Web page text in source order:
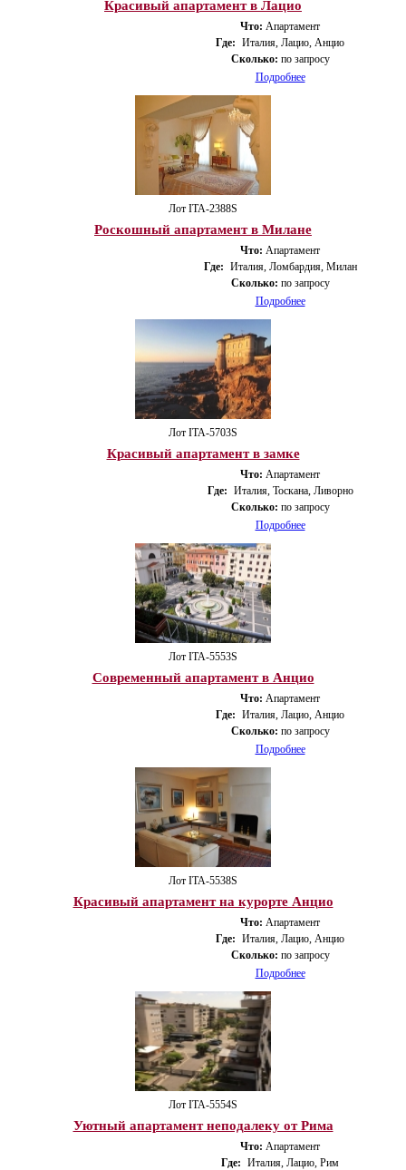
Красивый апартамент в Лацио
Что: Апартамент
Где: Италия, Лацио, Анцио
Сколько: по запросу
Подробнее
Лот ITA-2388S
Роскошный апартамент в Милане
Что: Апартамент
Где: Италия, Ломбардия, Милан
Сколько: по запросу
Подробнее
Лот ITA-5703S
Красивый апартамент в замке
Что: Апартамент
Где: Италия, Тоскана, Ливорно
Сколько: по запросу
Подробнее
Лот ITA-5553S
Современный апартамент в Анцио
Что: Апартамент
Где: Италия, Лацио, Анцио
Сколько: по запросу
Подробнее
Лот ITA-5538S
Красивый апартамент на курорте Анцио
Что: Апартамент
Где: Италия, Лацио, Анцио
Сколько: по запросу
Подробнее
Лот ITA-5554S
Уютный апартамент неподалеку от Рима
Что: Апартамент
Где: Италия, Лацио, Рим